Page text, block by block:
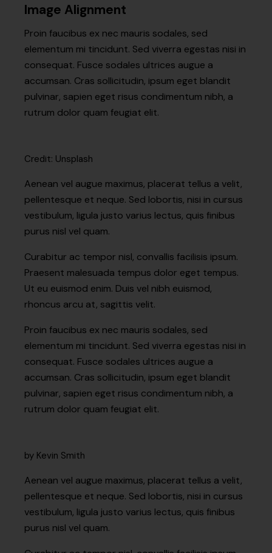
Image Alignment
Proin faucibus ex nec mauris sodales, sed
elementum mi tincidunt. Sed viverra egestas nisi in
consequat. Fusce sodales ultrices augue a
accumsan. Cras sollicitudin, ipsum eget blandit
pulvinar, sapien eget risus condimentum nibh, a
rutrum dolor quam feugiat elit.
Credit: Unsplash
Aenean vel augue maximus, placerat tellus a velit,
pellentesque et neque. Sed lobortis, nisi in cursus
vestibulum, ligula justo varius lectus, quis finibus
purus nisl vel quam.
Curabitur ac tempor nisl, convallis facilisis ipsum.
Praesent malesuada tempus dolor eget tempus.
Ut eu euismod enim. Duis vel nibh euismod,
rhoncus arcu at, sagittis velit.
Proin faucibus ex nec mauris sodales, sed
elementum mi tincidunt. Sed viverra egestas nisi in
consequat. Fusce sodales ultrices augue a
accumsan. Cras sollicitudin, ipsum eget blandit
pulvinar, sapien eget risus condimentum nibh, a
rutrum dolor quam feugiat elit.
by Kevin Smith
Aenean vel augue maximus, placerat tellus a velit,
pellentesque et neque. Sed lobortis, nisi in cursus
vestibulum, ligula justo varius lectus, quis finibus
purus nisl vel quam.